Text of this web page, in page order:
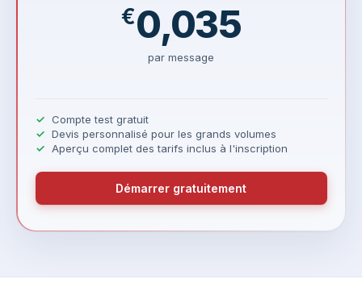
€0,035
par message
Compte test gratuit
Devis personnalisé pour les grands volumes
Aperçu complet des tarifs inclus à l'inscription
Démarrer gratuitement